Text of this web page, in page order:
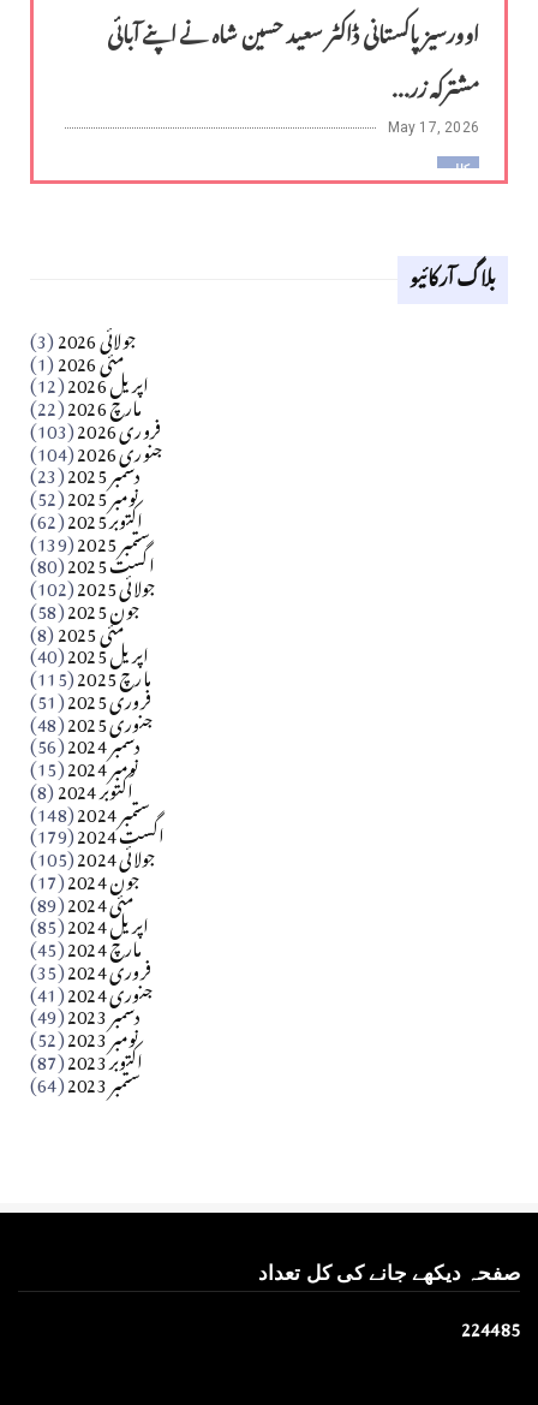
اوورسیز پاکستانی ڈاکٹر سعید حسین شاہ نے اپنے آبائی
مشترکہ زر...
May 17, 2026
کالم
Apr 18, 2026
آزاد کشمیر جیسے احتجاج کی ضرورت ہے؟ از،،، ظہیرالدین
بلاگ آرکائیو
جولائی 2026 (3) مئی 2026 (1) اپریل 2026 (12) مارچ 2026 (22) فروری 2026 (103) جنوری 2026 (104) دسمبر 2025 (23) نومبر 2025 (52) اکتوبر 2025 (62) ستمبر 2025 (139) اگست 2025 (80) جولائی 2025 (102) جون 2025 (58) مئی 2025 (8) اپریل 2025 (40) مارچ 2025 (115) فروری 2025 (51) جنوری 2025 (48) دسمبر 2024 (56) نومبر 2024 (15) اکتوبر 2024 (8) ستمبر 2024 (148) اگست 2024 (179) جولائی 2024 (105) جون 2024 (17) مئی 2024 (89) اپریل 2024 (85) مارچ 2024 (45) فروری 2024 (35) جنوری 2024 (41) دسمبر 2023 (49) نومبر 2023 (52) اکتوبر 2023 (87) ستمبر 2023 (64)
صفحہ دیکھے جانے کی کل تعداد
224485